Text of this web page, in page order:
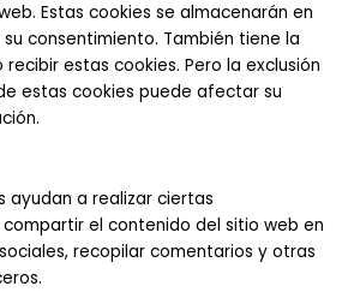
Estas cookies se almacenarán en
consentimiento. También tiene la
estas cookies. Pero la exclusión
estas cookies puede afectar su
ayudan a realizar ciertas
el contenido del sitio web en
recopilar comentarios y otras